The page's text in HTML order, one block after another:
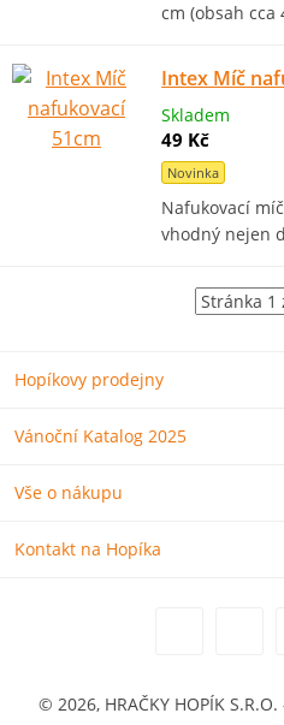
cm (obsah cca
Intex Míč
Skladem
49 Kč
Novinka
Nafukovací
vhodný nejen
Hopíkovy prodejny
Vánoční Katalog 2025
Vše o nákupu
Kontakt na Hopíka
© 2026, HRAČKY HOPÍK